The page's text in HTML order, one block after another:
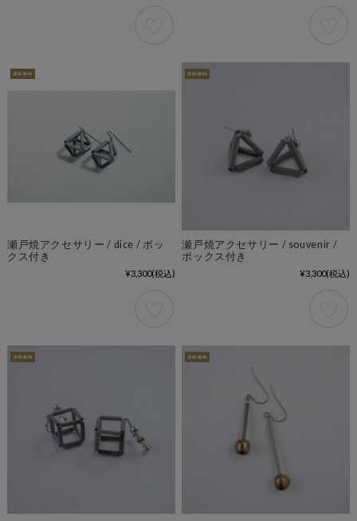
瀬戸焼アクセサリー / dice / ボッ
クス付き
¥3,300(税込)
瀬戸焼アクセサリー / souvenir /
ボックス付き
¥3,300(税込)